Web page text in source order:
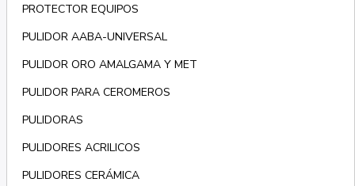
PROTECTOR EQUIPOS
PULIDOR AABA-UNIVERSAL
PULIDOR ORO AMALGAMA Y MET
PULIDOR PARA CEROMEROS
PULIDORAS
PULIDORES ACRILICOS
PULIDORES CERÁMICA